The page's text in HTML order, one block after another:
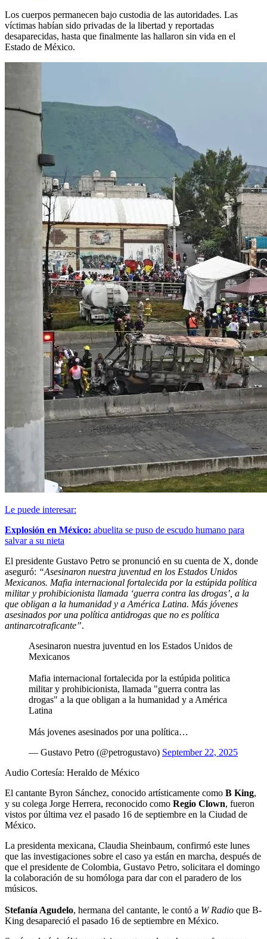
Los cuerpos permanecen bajo custodia de las autoridades. Las
víctimas habían sido privadas de la libertad y reportadas
desaparecidas, hasta que finalmente las hallaron sin vida en el
Estado de México.
Le puede interesar:
Explosión en México: abuelita se puso de escudo humano para
salvar a su nieta
El presidente Gustavo Petro se pronunció en su cuenta de X, donde
aseguró: “Asesinaron nuestra juventud en los Estados Unidos
Mexicanos. Mafia internacional fortalecida por la estúpida política
militar y prohibicionista llamada ‘guerra contra las drogas’, a la
que obligan a la humanidad y a América Latina. Más jóvenes
asesinados por una política antidrogas que no es política
antinarcotraficante”.
Asesinaron nuestra juventud en los Estados Unidos de
Mexicanos
Mafia internacional fortalecida por la estúpida politica
militar y prohibicionista, llamada "guerra contra las
drogas" a la que obligan a la humanidad y a América
Latina
Más jovenes asesinados por una política…
— Gustavo Petro (@petrogustavo) September 22, 2025
Audio Cortesía: Heraldo de México
El cantante Byron Sánchez, conocido artísticamente como B King,
y su colega Jorge Herrera, reconocido como Regio Clown, fueron
vistos por última vez el pasado 16 de septiembre en la Ciudad de
México.
La presidenta mexicana, Claudia Sheinbaum, confirmó este lunes
que las investigaciones sobre el caso ya están en marcha, después de
que el presidente de Colombia, Gustavo Petro, solicitara el domingo
la colaboración de su homóloga para dar con el paradero de los
músicos.
Stefanía Agudelo, hermana del cantante, le contó a W Radio que B-
King desapareció el pasado 16 de septiembre en México.